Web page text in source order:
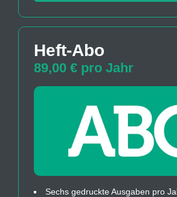
Heft-Abo
89,00 € pro Jahr
Sechs gedruckte Ausgaben pro